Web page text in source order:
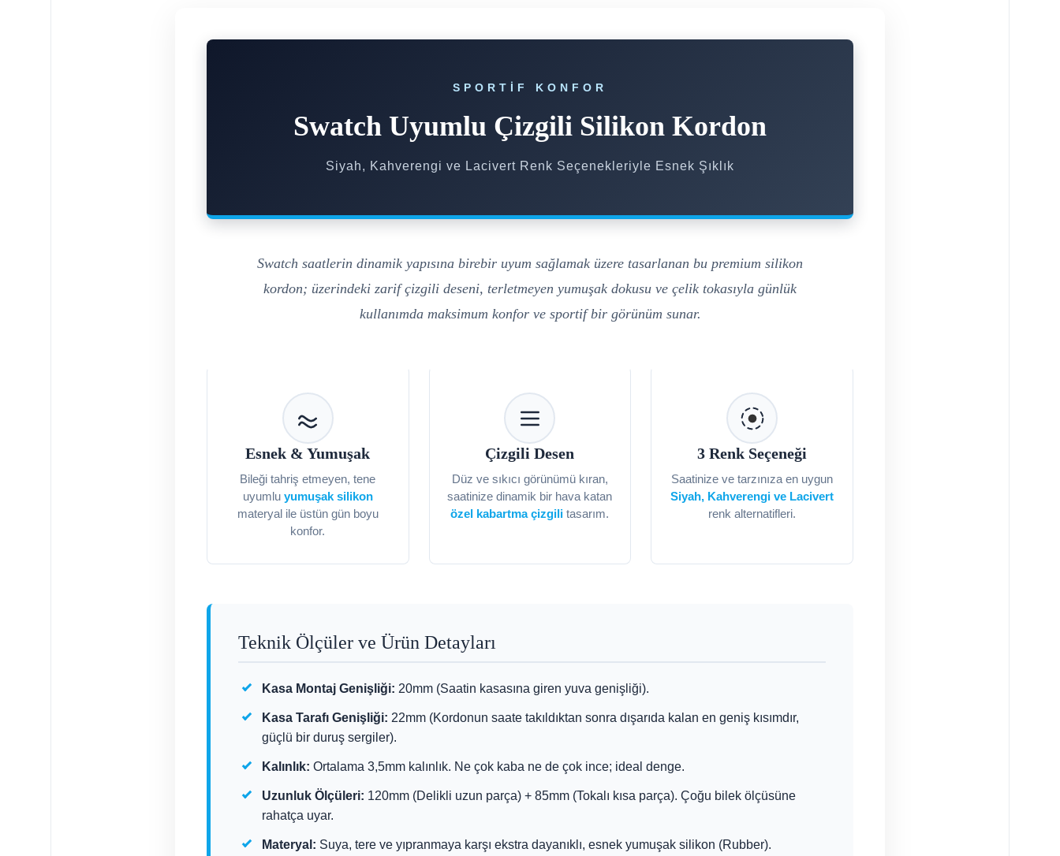
SPORTIF KONFOR
Swatch Uyumlu Çizgili Silikon Kordon
Siyah, Kahverengi ve Lacivert Renk Seçenekleriyle Esnek Şıklık
Swatch saatlerin dinamik yapısına birebir uyum sağlamak üzere tasarlanan bu premium silikon
kordon; üzerindeki zarif çizgili deseni, terletmeyen yumuşak dokusu ve çelik tokasıyla günlük
kullanımda maksimum konfor ve sportif bir görünüm sunar.
Esnek & Yumuşak
Bileği tahriş etmeyen, tene
uyumlu yumuşak silikon
materyal ile üstün gün boyu
konfor.
Çizgili Desen
Düz ve sıkıcı görünümü kıran,
saatinize dinamik bir hava katan
özel kabartma çizgili tasarım.
3 Renk Seçeneği
Saatinize ve tarzınıza en uygun
Siyah, Kahverengi ve Lacivert
renk alternatifleri.
Teknik Ölçüler ve Ürün Detayları
Kasa Montaj Genişliği: 20mm (Saatin kasasına giren yuva genişliği).
Kasa Tarafı Genişliği: 22mm (Kordonun saate takıldıktan sonra dışarıda kalan en geniş kısımdır,
güçlü bir duruş sergiler).
Kalınlık: Ortalama 3,5mm kalınlık. Ne çok kaba ne de çok ince; ideal denge.
Uzunluk Ölçüleri: 120mm (Delikli uzun parça) + 85mm (Tokalı kısa parça). Çoğu bilek ölçüsüne
rahatça uyar.
Materyal: Suya, tere ve yıpranmaya karşı ekstra dayanıklı, esnek yumuşak silikon (Rubber).